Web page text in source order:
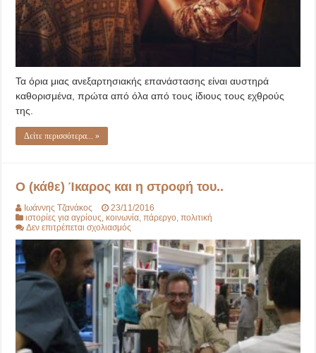
Τα όρια μιας ανεξαρτησιακής επανάστασης είναι αυστηρά
καθορισμένα, πρώτα από όλα από τους ίδιους τους εχθρούς
της.
Δείτε περισσότερα... »
Ο (κάθε) Ίκαρος και η στροφή του..
Ιωάννης Τζανάκος
23/11/2016
ιστορίες για αγρίους,κοινωνία,πάρεργο,πολιτική
Δεν επιτρέπεται σχολιασμός
(κάθε)
Ίκαρος
και
η
στροφή
του..